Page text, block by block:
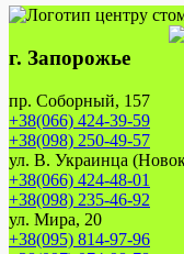
г. Запорожье
пр. Соборный, 157
+38(066) 424-39-59
+38(098) 250-49-57
ул. В. Украинца
+38(066) 424-48-01
+38(098) 235-46-92
ул. Мира, 20
+38(095) 814-97-96